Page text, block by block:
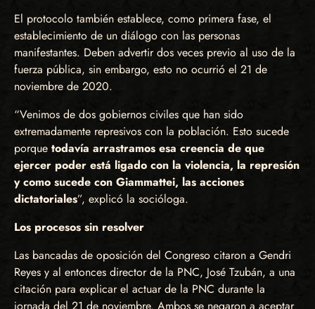
El protocolo también establece, como primera fase, el
establecimiento de un diálogo con las personas
manifestantes. Deben advertir dos veces previo al uso de la
fuerza pública, sin embargo, esto no ocurrió el 21 de
noviembre de 2020.
“Venimos de dos gobiernos civiles que han sido
extremadamente represivos con la población. Esto sucede
porque todavía arrastramos esa creencia de que
ejercer poder está ligado con la violencia, la represión
y como sucede con Giammattei, las acciones
dictatoriales”, explicó la socióloga.
Los procesos sin resolver
Las bancadas de oposición del Congreso citaron a Gendri
Reyes y al entonces director de la PNC, José Tzubán, a una
citación para explicar el actuar de la PNC durante la